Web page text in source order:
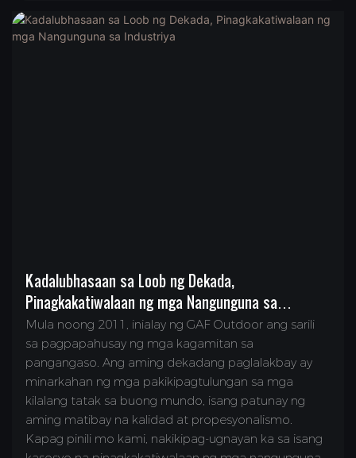
Kadalubhasaan sa Loob ng Dekada,
Pinagkakatiwalaan ng mga Nangunguna sa
Industriya
Mula noong 2011, inialay ng GAF Outdoor ang sarili
sa pagpapahusay ng mga kagamitan sa
pangangaso. Ang aming dekadang paglalakbay ay
minarkahan ng mga pakikipagtulungan sa mga
kilalang tatak sa buong mundo, isang patunay ng
aming matibay na kalidad at propesyonalismo.
Kapag pinili mo kami, nakikipag-ugnayan ka sa isang